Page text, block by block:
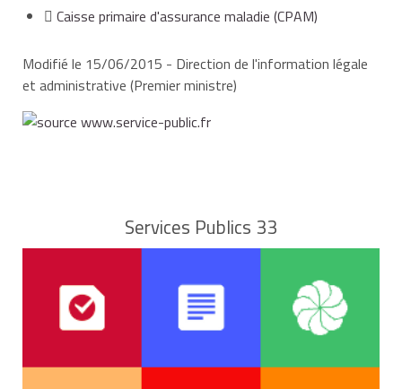
Caisse primaire d'assurance maladie (CPAM)
Modifié le 15/06/2015 - Direction de l'information légale
et administrative (Premier ministre)
Services Publics 33